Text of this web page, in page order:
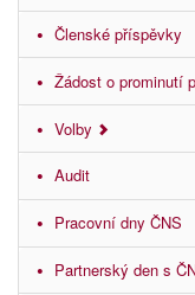
Členské příspěvky
Žádost o prominutí
Volby
Audit
Pracovní dny ČNS
Partnerský den s